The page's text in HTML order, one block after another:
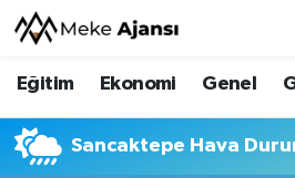
Eğitim Ekonomi Genel
Sancaktepe Hava
Eğitim
Ekonomi
Nöbetçi Eczaneler
Hava Durumu